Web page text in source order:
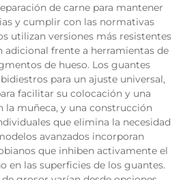
de carne para mantener
y cumplir con las normativas
utilizan versiones más resistentes
adicional frente a herramientas de
de hueso. Los guantes
para un ajuste universal,
facilitar su colocación y una
la muñeca, y una construcción
que elimina la necesidad
avanzados incorporan
que inhiben activamente el
en las superficies de los guantes.